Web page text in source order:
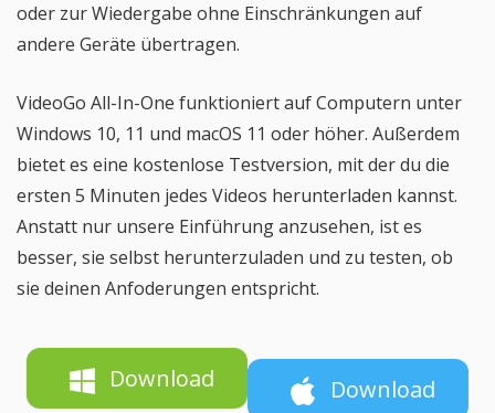
oder zur Wiedergabe ohne Einschränkungen auf
andere Geräte übertragen.
VideoGo All-In-One funktioniert auf Computern unter
Windows 10, 11 und macOS 11 oder höher. Außerdem
bietet es eine kostenlose Testversion, mit der du die
ersten 5 Minuten jedes Videos herunterladen kannst.
Anstatt nur unsere Einführung anzusehen, ist es
besser, sie selbst herunterzuladen und zu testen, ob
sie deinen Anfoderungen entspricht.
Download Download